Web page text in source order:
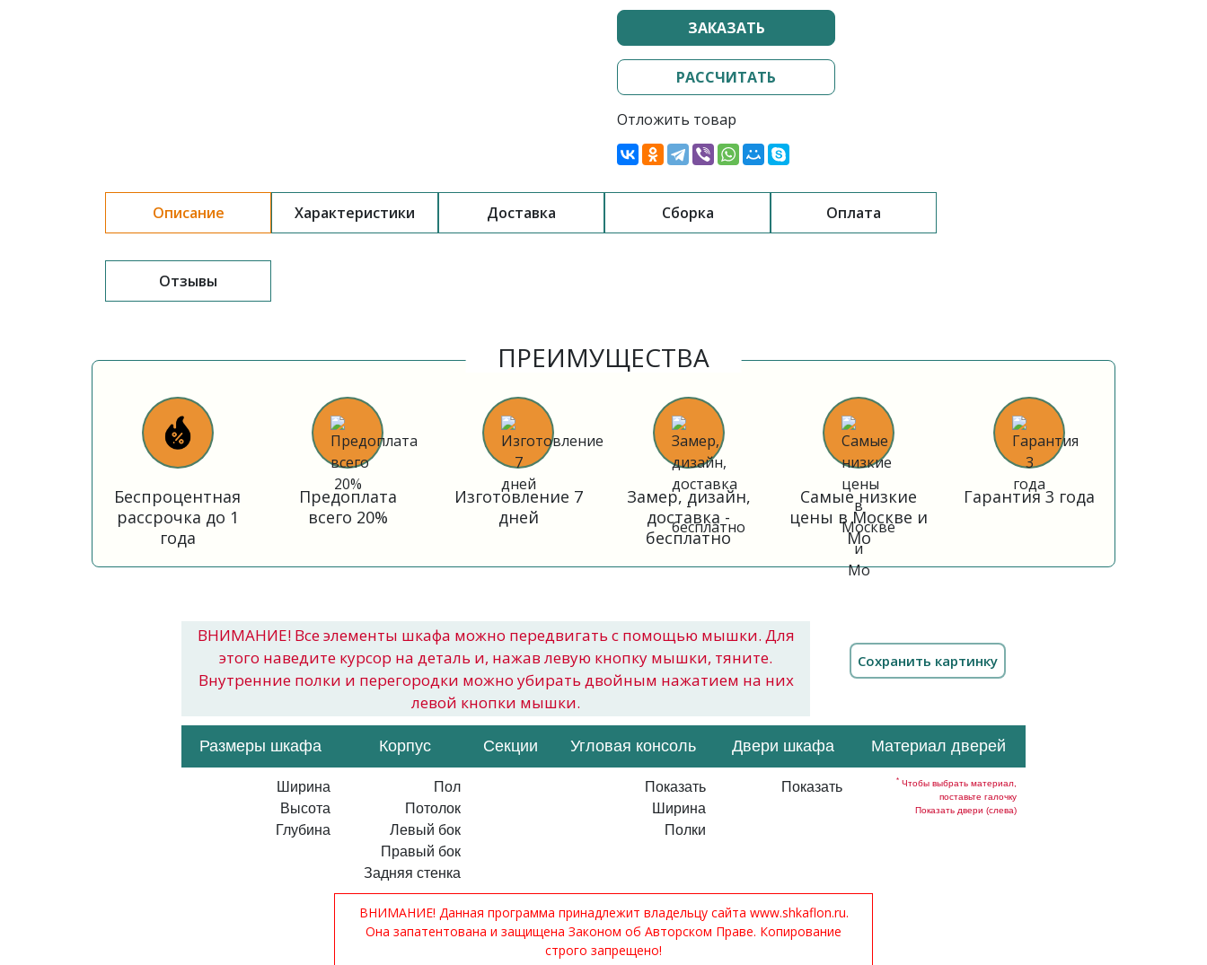
ЗАКАЗАТЬ
РАССЧИТАТЬ
Отложить товар
Описание Характеристики Доставка Сборка Оплата
Отзывы
ПРЕИМУЩЕСТВА
Беспроцентная
рассрочка до 1
года
Предоплата
всего 20%
Изготовление 7
дней
Замер, дизайн,
доставка -
бесплатно
Самые низкие
цены в Москве и
Мо
Гарантия 3 года
ВНИМАНИЕ! Все элементы шкафа можно передвигать с помощью мышки. Для
этого наведите курсор на деталь и, нажав левую кнопку мышки, тяните.
Внутренние полки и перегородки можно убирать двойным нажатием на них
левой кнопки мышки.
Размеры шкафа Корпус Секции Угловая консоль Двери шкафа Материал дверей
Ширина
Высота
Глубина
Пол
Потолок
Левый бок
Правый бок
Задняя стенка
Показать
Ширина
Полки
Показать * Чтобы выбрать материал,
поставьте галочку
Показать двери (слева)
ВНИМАНИЕ! Данная программа принадлежит владельцу сайта www.shkaflon.ru.
Она запатентована и защищена Законом об Авторском Праве. Копирование
строго запрещено!